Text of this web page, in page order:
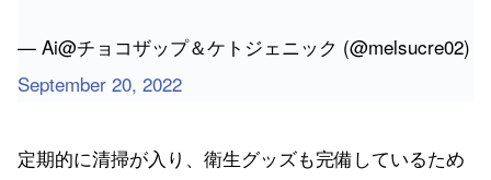
— Ai@チョコザップ＆ケトジェニック (@melsucre02)
September 20, 2022
定期的に清掃が入り、衛生グッズも完備しているため